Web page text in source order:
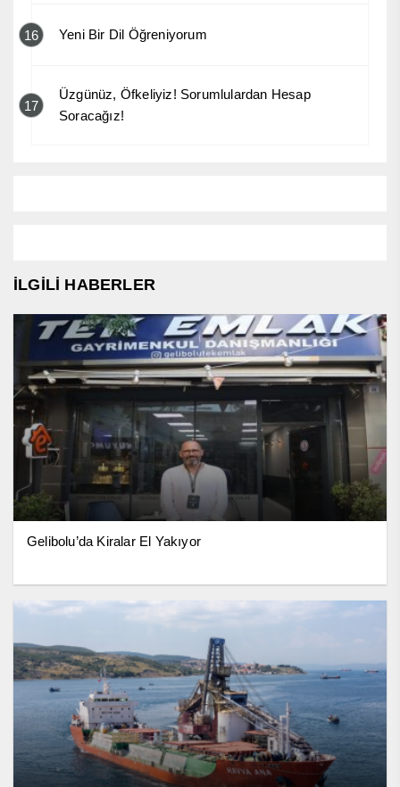
16 Yeni Bir Dil Öğreniyorum
17
Üzgünüz, Öfkeliyiz! Sorumlulardan Hesap
Soracağız!
İLGİLİ HABERLER
Gelibolu’da Kiralar El Yakıyor